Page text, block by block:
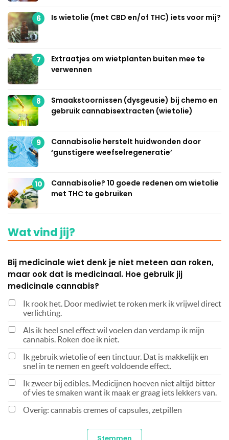
6 Is wietolie (met CBD en/of THC) iets voor mij?
7
Extraatjes om wietplanten buiten mee te
verwennen
8
Smaakstoornissen (dysgeusie) bij chemo en
gebruik cannabisextracten (wietolie)
9
Cannabisolie herstelt huidwonden door
‘gunstigere weefselregeneratie’
10
Cannabisolie? 10 goede redenen om wietolie
met THC te gebruiken
Wat vind jij?
Bij medicinale wiet denk je niet meteen aan roken,
maar ook dat is medicinaal. Hoe gebruik jij
medicinale cannabis?
Ik rook het. Door mediwiet te roken merk ik vrijwel direct
verlichting.
Als ik heel snel effect wil voelen dan verdamp ik mijn
cannabis. Roken doe ik niet.
Ik gebruik wietolie of een tinctuur. Dat is makkelijk en
snel in te nemen en geeft voldoende effect.
Ik zweer bij edibles. Medicijnen hoeven niet altijd bitter
of vies te smaken want ik maak er graag iets lekkers van.
Overig: cannabis cremes of capsules, zetpillen